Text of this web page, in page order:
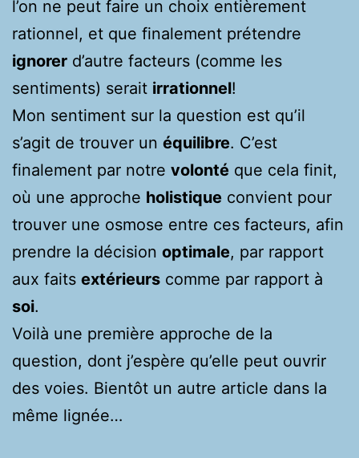
l’on ne peut faire un choix entièrement
rationnel, et que finalement prétendre
ignorer d’autre facteurs (comme les
sentiments) serait irrationnel!
Mon sentiment sur la question est qu’il
s’agit de trouver un équilibre. C’est
finalement par notre volonté que cela finit,
où une approche holistique convient pour
trouver une osmose entre ces facteurs, afin
prendre la décision optimale, par rapport
aux faits extérieurs comme par rapport à
soi.
Voilà une première approche de la
question, dont j’espère qu’elle peut ouvrir
des voies. Bientôt un autre article dans la
même lignée…